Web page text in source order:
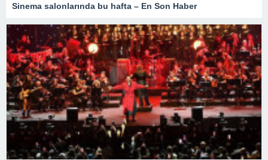
Sinema salonlarında bu hafta – En Son Haber